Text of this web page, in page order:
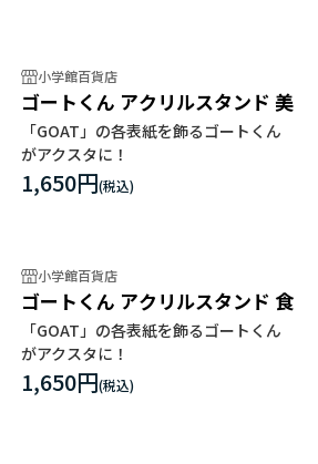
小学館百貨店
ゴートくん アクリルスタンド 美
「GOAT」の各表紙を飾るゴートくん
がアクスタに！
1,650円
小学館百貨店
ゴートくん アクリルスタンド 食
「GOAT」の各表紙を飾るゴートくん
がアクスタに！
1,650円